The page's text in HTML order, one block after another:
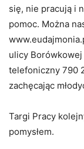
się, nie pracują i
pomoc. Można
ulicy Borówkowej
telefoniczny 790
zachęcając
Targi Pracy
pomysłem.